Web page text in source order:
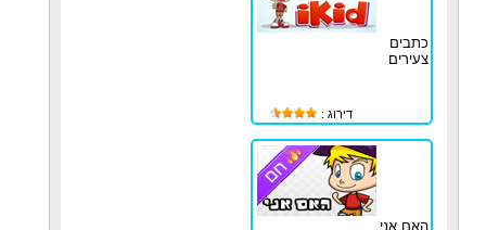
כתבים
צעירים
דירוג :
האם אני